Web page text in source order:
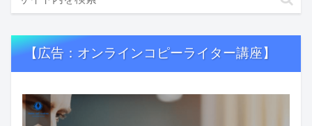
【広告：オンラインコピーライター講座】